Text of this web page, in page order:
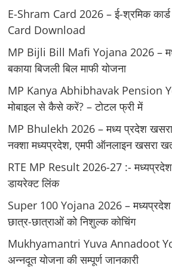
E-Shram Card 2026 – ई-श्रमिक
Card Download
MP Bijli Bill Mafi Yojana 2026 –
बकाया बिजली बिल माफी योजना
MP Kanya Abhibhavak Pension
मोबाइल से कैसे करें? – टोटल फ्री में
MP Bhulekh 2026 – मध्य प्रदेश
नक्शा मध्यप्रदेश, एमपी ऑनलाइन खसरा
RTE MP Result 2026-27 :- मध्‍यप्रदेश
डायरेक्ट लिंक
Super 100 Yojana 2026 – मध्यप्रदेश
छात्र-छात्राओं को निशुल्क कोचिंग
Mukhyamantri Yuva Annadoot
अन्नदूत योजना की सम्पूर्ण जानकारी